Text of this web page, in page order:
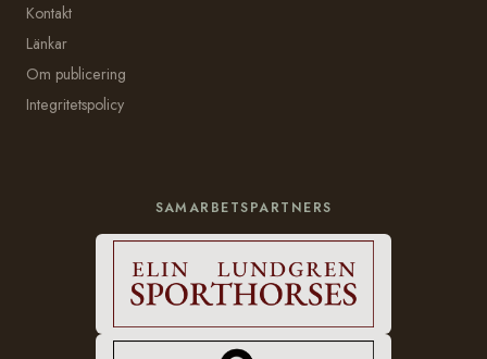
Kontakt
Länkar
Om publicering
Integritetspolicy
SAMARBETSPARTNERS